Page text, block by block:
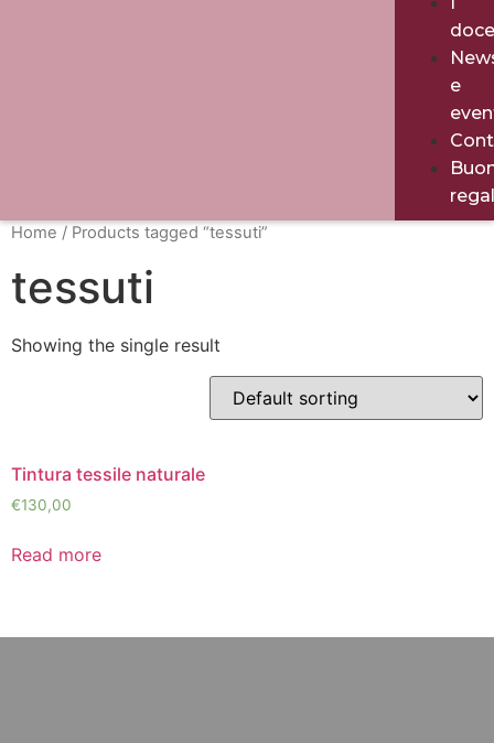
e
Home / Products tagged “tessuti”
tessuti
Showing the single result
Tintura tessile naturale
€130,00
Read more